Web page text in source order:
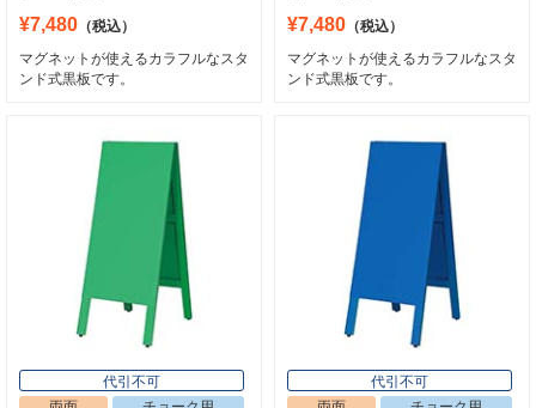
¥7,480 （税込）
マグネットが使えるカラフルなスタ
ンド式黒板です。
¥7,480 （税込）
マグネットが使えるカラフルなスタ
ンド式黒板です。
代引不可
代引不可